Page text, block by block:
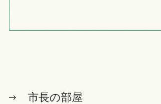
市長の部屋